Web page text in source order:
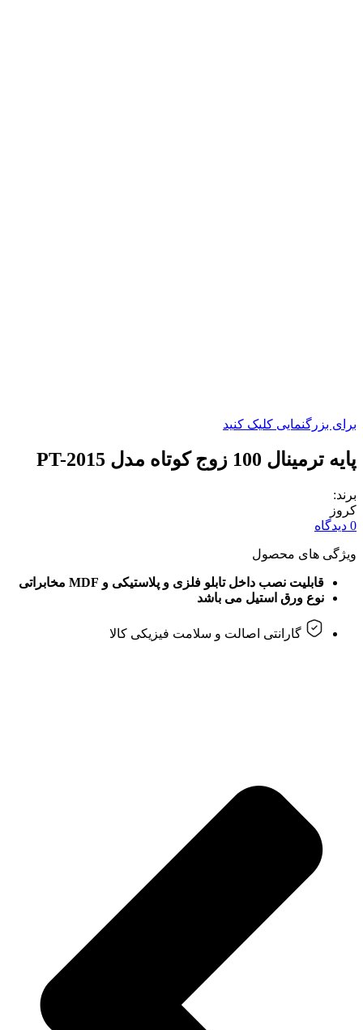
برای بزرگنمایی کلیک کنید
پایه ترمینال 100 زوج کوتاه مدل PT-2015
برند:
کروز
0 دیدگاه
ویژگی های محصول
قابلیت نصب داخل تابلو فلزی و پلاستیکی و MDF مخابراتی
نوع ورق استیل می باشد
گارانتی اصالت و سلامت فیزیکی کالا